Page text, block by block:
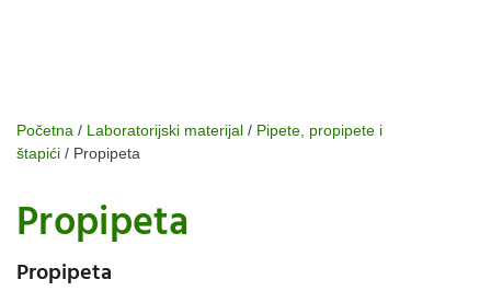
Početna / Laboratorijski materijal / Pipete, propipete i
štapići / Propipeta
Propipeta
Propipeta